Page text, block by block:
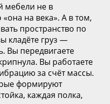
мебели не в
на века». А в том,
пространство по
кладёте груз —
Вы передвигаете
Вы работаете
за счёт массы.
формируют
каждая полка,